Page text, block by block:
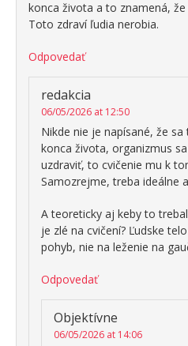
konca života a to znamená,
Toto zdraví ľudia nerobia.
Odpovedať
redakcia
06/05/2026 at 12:50
Nikde nie je napísané, že
konca života, organizmus
uzdraviť, to cvičenie mu k
Samozrejme, treba ideálne
A teoreticky aj keby to
je zlé na cvičení? Ľudske
pohyb, nie na leženie na
Odpovedať
Objektívne
06/05/2026 at 14:06